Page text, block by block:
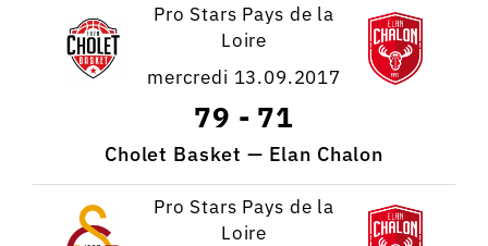
Pro Stars Pays de la
Loire
mercredi 13.09.2017
79 - 71
Cholet Basket — Elan Chalon
Pro Stars Pays de la
Loire